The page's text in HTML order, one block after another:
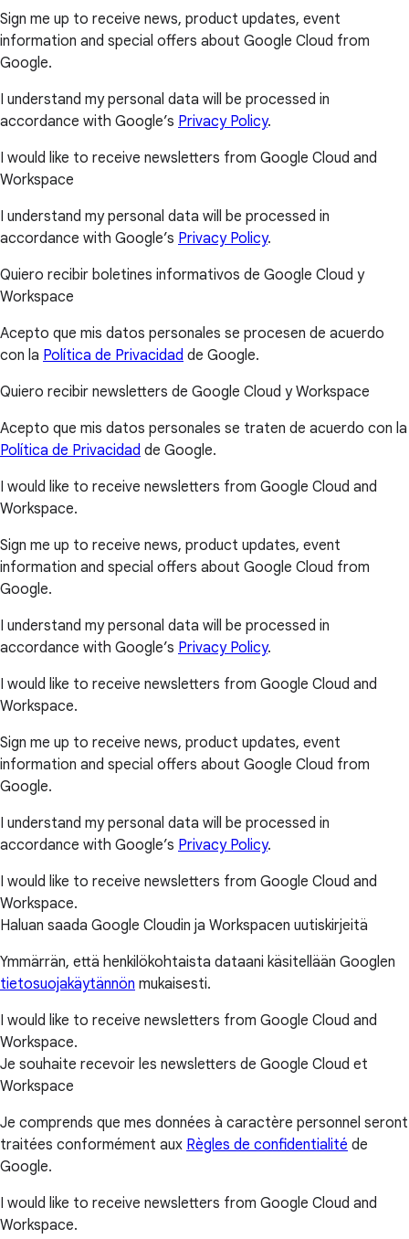
Sign me up to receive news, product updates, event
information and special offers about Google Cloud from
Google.
I understand my personal data will be processed in
accordance with Google’s Privacy Policy.
I would like to receive newsletters from Google Cloud and
Workspace
I understand my personal data will be processed in
accordance with Google’s Privacy Policy.
Quiero recibir boletines informativos de Google Cloud y
Workspace
Acepto que mis datos personales se procesen de acuerdo
con la Política de Privacidad de Google.
Quiero recibir newsletters de Google Cloud y Workspace
Acepto que mis datos personales se traten de acuerdo con la
Política de Privacidad de Google.
I would like to receive newsletters from Google Cloud and
Workspace.
Sign me up to receive news, product updates, event
information and special offers about Google Cloud from
Google.
I understand my personal data will be processed in
accordance with Google’s Privacy Policy.
I would like to receive newsletters from Google Cloud and
Workspace.
Sign me up to receive news, product updates, event
information and special offers about Google Cloud from
Google.
I understand my personal data will be processed in
accordance with Google’s Privacy Policy.
I would like to receive newsletters from Google Cloud and
Workspace.
Haluan saada Google Cloudin ja Workspacen uutiskirjeitä
Ymmärrän, että henkilökohtaista dataani käsitellään Googlen
tietosuojakäytännön mukaisesti.
I would like to receive newsletters from Google Cloud and
Workspace.
Je souhaite recevoir les newsletters de Google Cloud et
Workspace
Je comprends que mes données à caractère personnel seront
traitées conformément aux Règles de confidentialité de
Google.
I would like to receive newsletters from Google Cloud and
Workspace.